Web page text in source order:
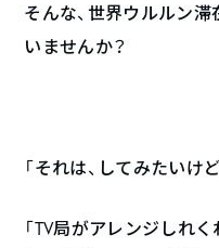
そんな、世界ウルルン
いませんか？
「それは、してみたいけ
「TV局がアレンジしれく